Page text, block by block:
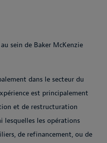
sein de Baker McKenzie
dans le secteur du
est principalement
et de restructuration
lesquelles les opérations
de refinancement, ou de